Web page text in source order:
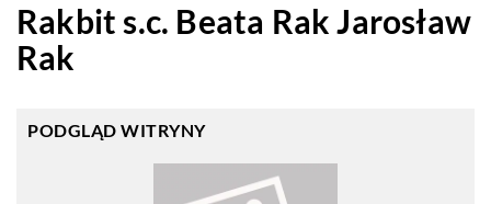
Rakbit s.c. Beata Rak Jarosław
Rak
PODGLĄD WITRYNY